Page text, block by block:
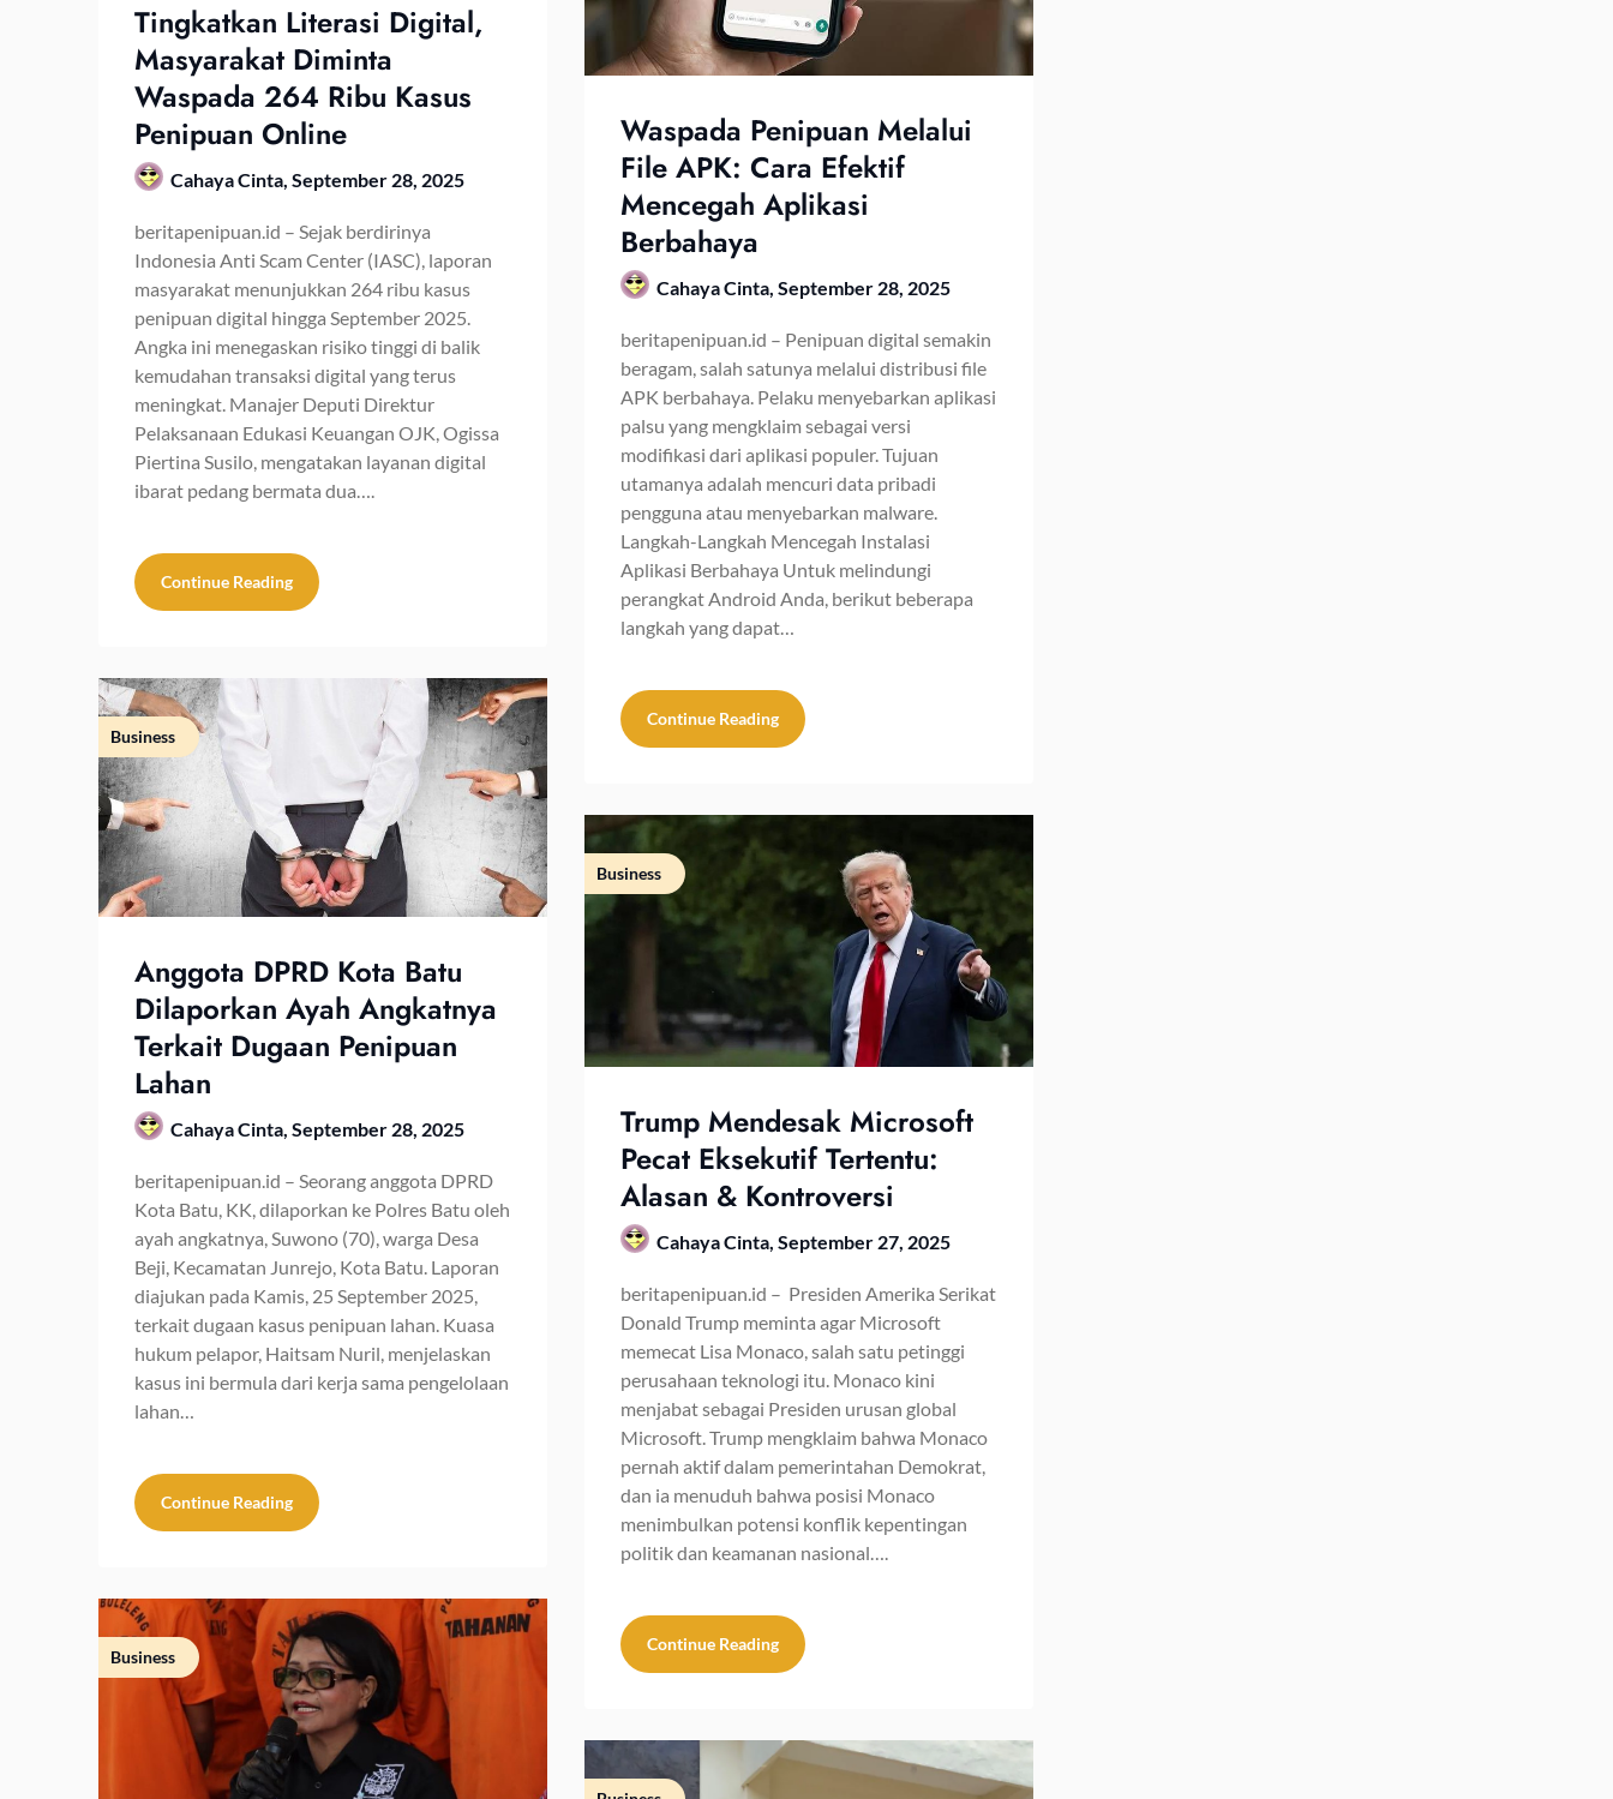
Tingkatkan Literasi Digital,
Masyarakat Diminta
Waspada 264 Ribu Kasus
Penipuan Online
Cahaya Cinta, September 28, 2025
beritapenipuan.id – Sejak berdirinya
Indonesia Anti Scam Center (IASC), laporan
masyarakat menunjukkan 264 ribu kasus
penipuan digital hingga September 2025.
Angka ini menegaskan risiko tinggi di balik
kemudahan transaksi digital yang terus
meningkat. Manajer Deputi Direktur
Pelaksanaan Edukasi Keuangan OJK, Ogissa
Piertina Susilo, mengatakan layanan digital
ibarat pedang bermata dua….
Continue Reading
Business
Anggota DPRD Kota Batu
Dilaporkan Ayah Angkatnya
Terkait Dugaan Penipuan
Lahan
Cahaya Cinta, September 28, 2025
beritapenipuan.id – Seorang anggota DPRD
Kota Batu, KK, dilaporkan ke Polres Batu oleh
ayah angkatnya, Suwono (70), warga Desa
Beji, Kecamatan Junrejo, Kota Batu. Laporan
diajukan pada Kamis, 25 September 2025,
terkait dugaan kasus penipuan lahan. Kuasa
hukum pelapor, Haitsam Nuril, menjelaskan
kasus ini bermula dari kerja sama pengelolaan
lahan…
Continue Reading
Business
Waspada Penipuan Melalui
File APK: Cara Efektif
Mencegah Aplikasi
Berbahaya
Cahaya Cinta, September 28, 2025
beritapenipuan.id – Penipuan digital semakin
beragam, salah satunya melalui distribusi file
APK berbahaya. Pelaku menyebarkan aplikasi
palsu yang mengklaim sebagai versi
modifikasi dari aplikasi populer. Tujuan
utamanya adalah mencuri data pribadi
pengguna atau menyebarkan malware.
Langkah-Langkah Mencegah Instalasi
Aplikasi Berbahaya Untuk melindungi
perangkat Android Anda, berikut beberapa
langkah yang dapat…
Continue Reading
Business
Trump Mendesak Microsoft
Pecat Eksekutif Tertentu:
Alasan & Kontroversi
Cahaya Cinta, September 27, 2025
beritapenipuan.id – Presiden Amerika Serikat
Donald Trump meminta agar Microsoft
memecat Lisa Monaco, salah satu petinggi
perusahaan teknologi itu. Monaco kini
menjabat sebagai Presiden urusan global
Microsoft. Trump mengklaim bahwa Monaco
pernah aktif dalam pemerintahan Demokrat,
dan ia menuduh bahwa posisi Monaco
menimbulkan potensi konflik kepentingan
politik dan keamanan nasional….
Continue Reading